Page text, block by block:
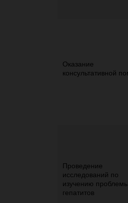
Оказание
консультативной
Проведение
исследований по
изучению
гепатитов